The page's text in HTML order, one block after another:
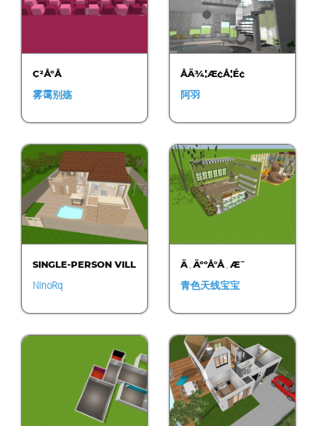
Ç²ÅºÅ­
雾霭别殇
ÅÄ¾¦Æ¢Å­¦É¢
阿羽
SINGLE-PERSON VILL
NinoRq
Ä¸ÄººÅ°Å¸Æ¯
青色天线宝宝